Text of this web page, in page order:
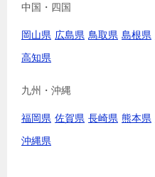
中国・四国
岡山県 広島県 鳥取県 島根県
高知県
九州・沖縄
福岡県 佐賀県 長崎県 熊本県
沖縄県